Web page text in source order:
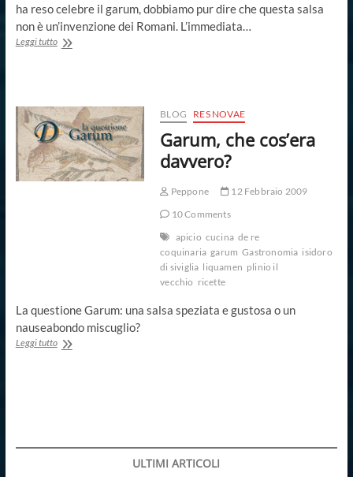
ha reso celebre il garum, dobbiamo pur dire che questa salsa
non è un’invenzione dei Romani. L’immediata…
Leggi tuttoAlle
BLOG RES NOVAE
Garum, che cos’era
davvero?
Peppone
12 Febbraio 2009
10 Comments
apicio cucina de re
coquinaria garum Gastronomia isidoro
di siviglia liquamen plinio il
vecchio ricette
La questione Garum: una salsa speziata e gustosa o un
nauseabondo miscuglio?
Leggi tuttoGarum,
ULTIMI ARTICOLI